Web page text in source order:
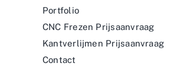
Portfolio
CNC Frezen Prijsaanvraag
Kantverlijmen Prijsaanvraag
Contact